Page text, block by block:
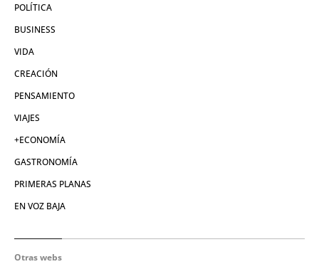
POLÍTICA
BUSINESS
VIDA
CREACIÓN
PENSAMIENTO
VIAJES
+ECONOMÍA
GASTRONOMÍA
PRIMERAS PLANAS
EN VOZ BAJA
Otras webs